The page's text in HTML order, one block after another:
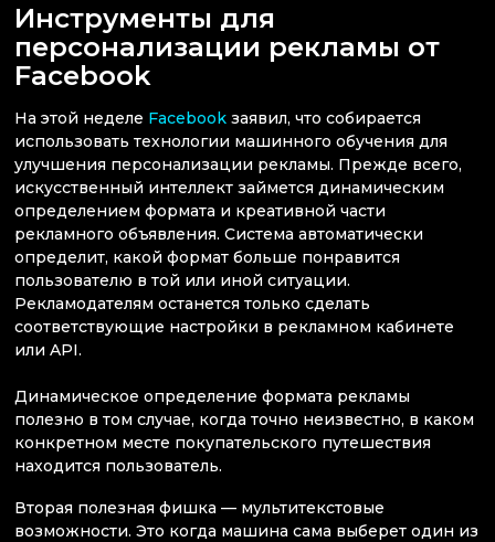
Инструменты для
персонализации рекламы от
Facebook
На этой неделе Facebook заявил, что собирается
использовать технологии машинного обучения для
улучшения персонализации рекламы. Прежде всего,
искусственный интеллект займется динамическим
определением формата и креативной части
рекламного объявления. Система автоматически
определит, какой формат больше понравится
пользователю в той или иной ситуации.
Рекламодателям останется только сделать
соответствующие настройки в рекламном кабинете
или API.
Динамическое определение формата рекламы
полезно в том случае, когда точно неизвестно, в каком
конкретном месте покупательского путешествия
находится пользователь.
Вторая полезная фишка — мультитекстовые
возможности. Это когда машина сама выберет один из